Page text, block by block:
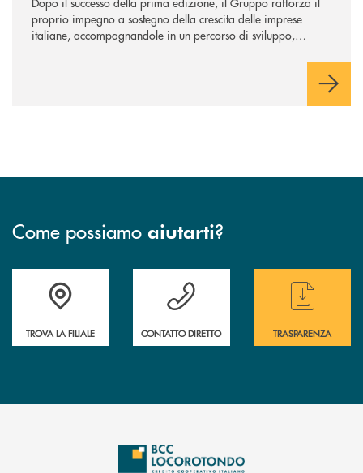
proprio impegno a sostegno della crescita delle imprese
italiane, accompagnandole in un percorso di sviluppo,
Come possiamo aiutarti?
Accedi all' elenco completo delle filiali
TROVA LA FILIALE
Hai bisogno di assistenza immediata ?
CONTATTO DIRETTO
Hai bisogno di
TRASPARENZA